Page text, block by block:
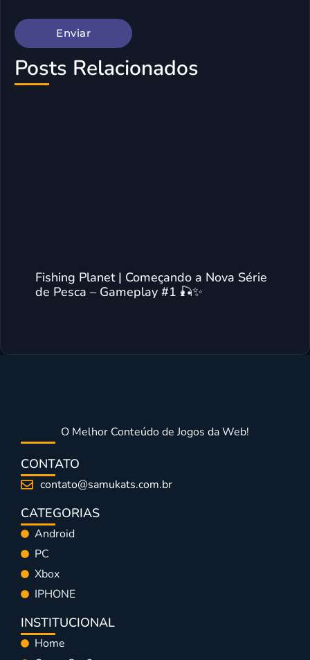
Posts Relacionados
Fishing Planet | Começando a Nova Série
de Pesca – Gameplay #1 🎣✨
O Melhor Conteúdo de Jogos da Web!
CONTATO
contato@samukats.com.br
CATEGORIAS
Android
PC
Xbox
IPHONE
INSTITUCIONAL
Home